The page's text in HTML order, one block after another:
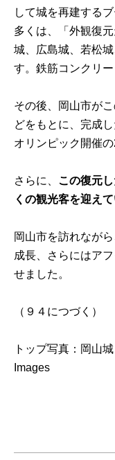
して城を再建する
多くは、「外観復
城、広島城、若松
す。鉄筋コンクリー
その後、岡山市が
どをもとに、完成
オリンピック開催の
さらに、 この復元
くの観光客を迎えて
岡山市を訪れなが
成長、さらにはア
せました。
（９４につづく）
トップ写真：岡山
Images